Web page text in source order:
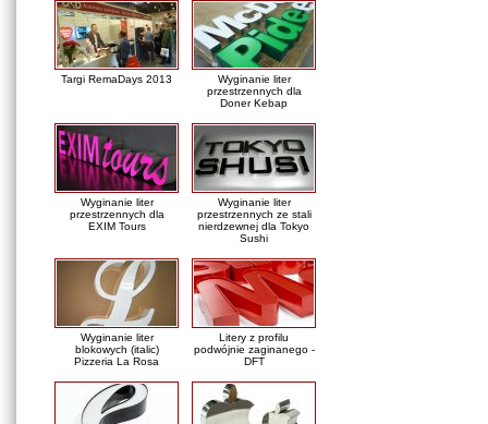
Targi RemaDays 2013
Wyginanie liter
przestrzennych dla
Doner Kebap
Wyginanie liter
przestrzennych dla
EXIM Tours
Wyginanie liter
przestrzennych ze stali
nierdzewnej dla Tokyo
Sushi
Wyginanie liter
blokowych (italic)
Pizzeria La Rosa
Litery z profilu
podwójnie zaginanego -
DFT